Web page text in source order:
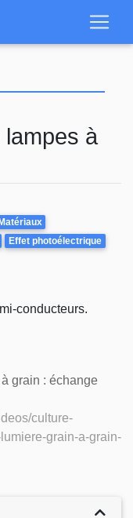
à
Matériaux
Effet photoélectrique
conducteurs.
grain : échange
culture-
grain-a-grain-